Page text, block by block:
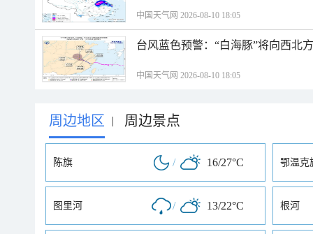
中国天气网 2026-08-10 18:05
台风蓝色预警：“白海豚”将向西北
中国天气网 2026-08-10 18:05
周边地区 | 周边景点
陈旗 / 16/27°C 鄂温克
图里河 / 13/22°C 根河